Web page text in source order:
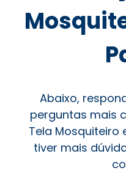
Abaixo,
perguntas mais
Tela Mosquiteiro
tiver mais